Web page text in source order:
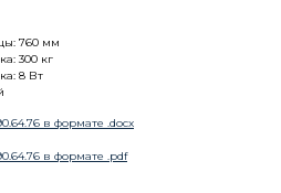
760 мм
300 кг
8 Вт
в формате .docx
в формате .pdf